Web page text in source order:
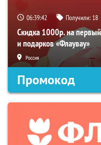
06:39:41 Получили: 18
Скидка 1000р. на первый
и подарков «Флаувау»
Россия
Промокод